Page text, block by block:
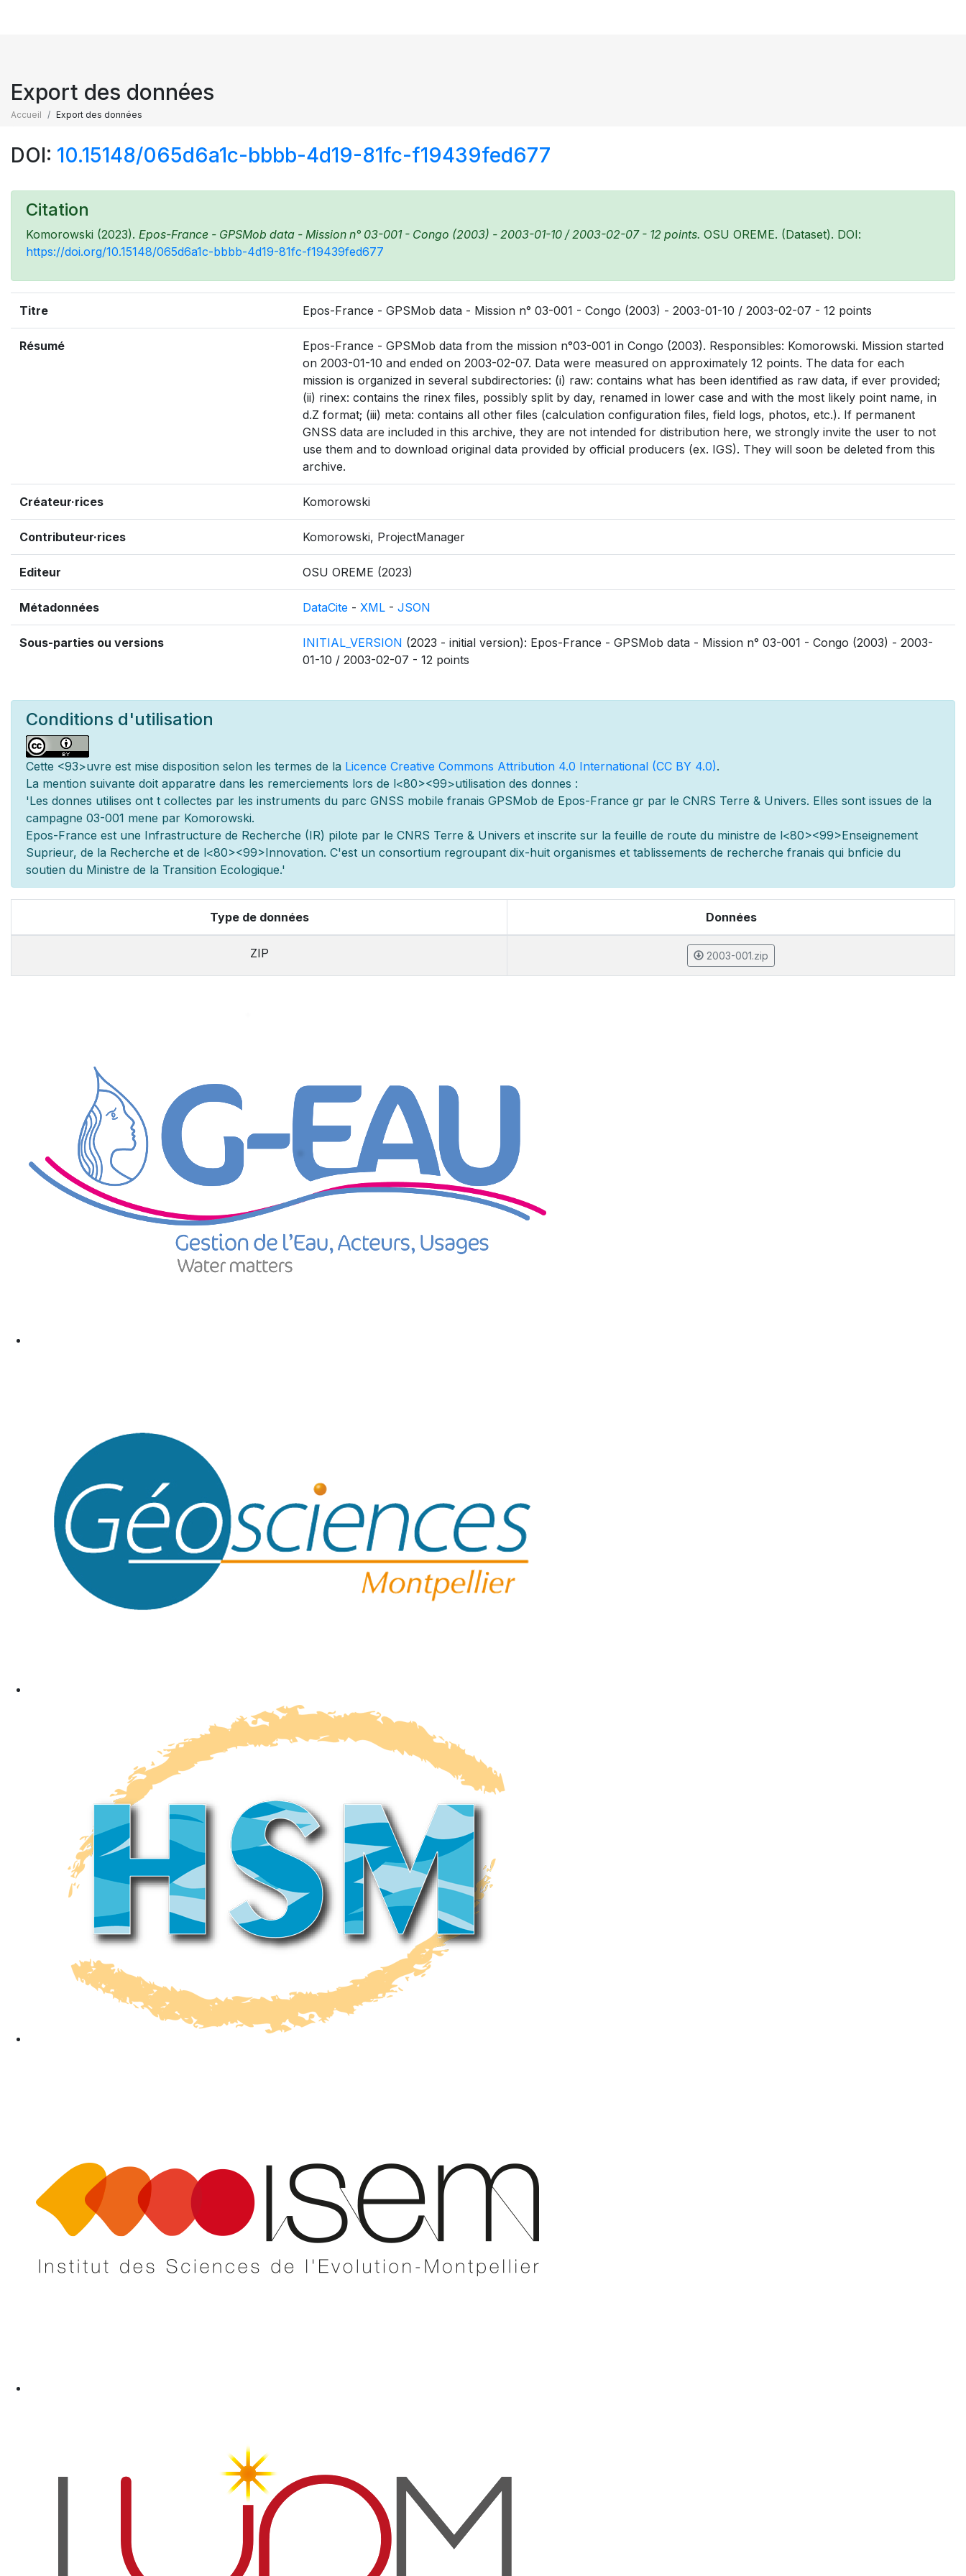
Export des données
Accueil Export des données
DOI: 10.15148/065d6a1c-bbbb-4d19-81fc-f19439fed677
Citation
Komorowski (2023). Epos-France - GPSMob data - Mission n° 03-001 - Congo (2003) - 2003-01-10 / 2003-02-07 - 12 points. OSU OREME. (Dataset). DOI:
https://doi.org/10.15148/065d6a1c-bbbb-4d19-81fc-f19439fed677
Titre Epos-France - GPSMob data - Mission n° 03-001 - Congo (2003) - 2003-01-10 / 2003-02-07 - 12 points
Résumé
Epos-France - GPSMob data from the mission n°03-001 in Congo (2003). Responsibles: Komorowski. Mission started
on 2003-01-10 and ended on 2003-02-07. Data were measured on approximately 12 points. The data for each
mission is organized in several subdirectories: (i) raw: contains what has been identified as raw data, if ever provided;
(ii) rinex: contains the rinex files, possibly split by day, renamed in lower case and with the most likely point name, in
d.Z format; (iii) meta: contains all other files (calculation configuration files, field logs, photos, etc.). If permanent
GNSS data are included in this archive, they are not intended for distribution here, we strongly invite the user to not
use them and to download original data provided by official producers (ex. IGS). They will soon be deleted from this
archive.
Créateur·rices Komorowski
Contributeur·rices Komorowski, ProjectManager
Editeur OSU OREME (2023)
Métadonnées DataCite - XML - JSON
Sous-parties ou versions INITIAL_VERSION (2023 - initial version): Epos-France - GPSMob data - Mission n° 03-001 - Congo (2003) - 2003-
01-10 / 2003-02-07 - 12 points
Conditions d'utilisation
Cette <93>uvre est mise disposition selon les termes de la Licence Creative Commons Attribution 4.0 International (CC BY 4.0).
La mention suivante doit apparatre dans les remerciements lors de l<80><99>utilisation des donnes :
'Les donnes utilises ont t collectes par les instruments du parc GNSS mobile franais GPSMob de Epos-France gr par le CNRS Terre & Univers. Elles sont issues de la
campagne 03-001 mene par Komorowski.
Epos-France est une Infrastructure de Recherche (IR) pilote par le CNRS Terre & Univers et inscrite sur la feuille de route du ministre de l<80><99>Enseignement
Suprieur, de la Recherche et de l<80><99>Innovation. C'est un consortium regroupant dix-huit organismes et tablissements de recherche franais qui bnficie du
soutien du Ministre de la Transition Ecologique.'
Type de données Données
ZIP 2003-001.zip